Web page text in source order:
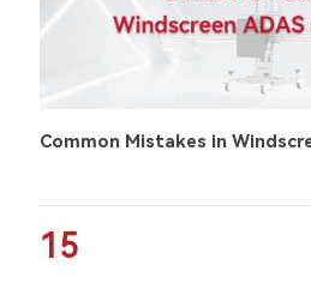
Common Mistakes in
15